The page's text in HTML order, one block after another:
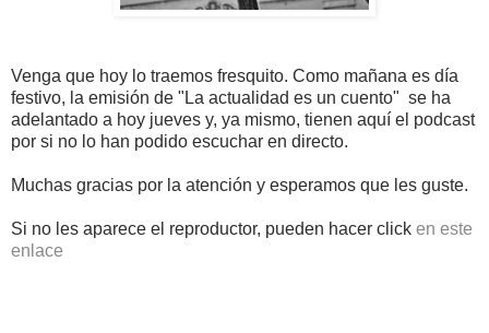
Venga que hoy lo traemos fresquito. Como mañana es día
festivo, la emisión de "La actualidad es un cuento" se ha
adelantado a hoy jueves y, ya mismo, tienen aquí el podcast
por si no lo han podido escuchar en directo.
Muchas gracias por la atención y esperamos que les guste.
Si no les aparece el reproductor, pueden hacer click en este
enlace